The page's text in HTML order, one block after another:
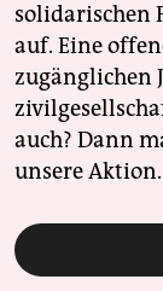
solidarischen
auf. Eine
zugänglichen
auch? Dann
unsere Aktion.